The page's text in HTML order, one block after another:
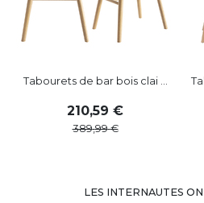
Tabourets de bar bois clai ...
210,59
389,99
LES INTERNAUTES